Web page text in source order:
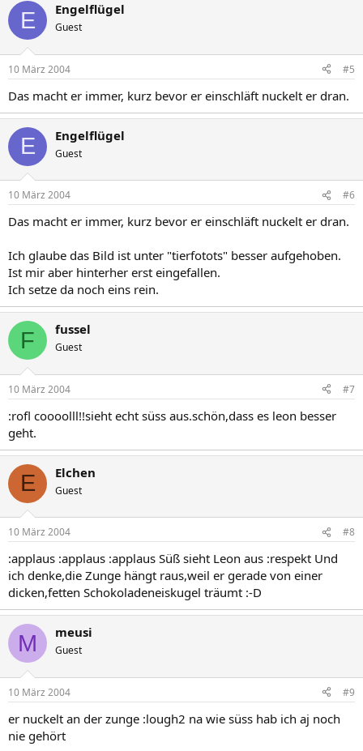
E Engelflügel
Guest
10 März 2004 #5
Das macht er immer, kurz bevor er einschläft nuckelt er dran.
E Engelflügel
Guest
10 März 2004 #6
Das macht er immer, kurz bevor er einschläft nuckelt er dran.
Ich glaube das Bild ist unter "tierfotots" besser aufgehoben.
Ist mir aber hinterher erst eingefallen.
Ich setze da noch eins rein.
F fussel
Guest
10 März 2004 #7
:rofl coooolll!!sieht echt süss aus.schön,dass es leon besser
geht.
E Elchen
Guest
10 März 2004 #8
:applaus :applaus :applaus Süß sieht Leon aus :respekt Und
ich denke,die Zunge hängt raus,weil er gerade von einer
dicken,fetten Schokoladeneiskugel träumt :-D
M meusi
Guest
10 März 2004 #9
er nuckelt an der zunge :lough2 na wie süss hab ich aj noch
nie gehört